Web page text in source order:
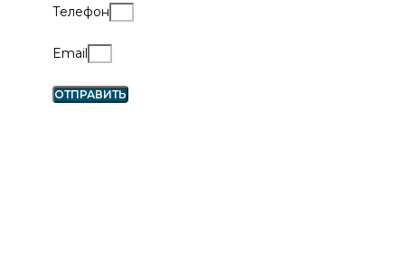
Телефон
Email
ОТПРАВИТЬ